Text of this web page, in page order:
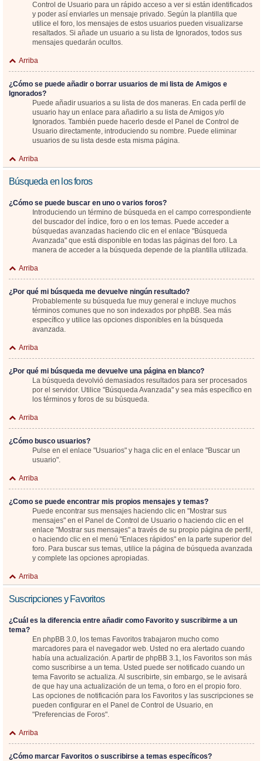
Control de Usuario para un rápido acceso a ver si están identificados
y poder así enviarles un mensaje privado. Según la plantilla que
utilice el foro, los mensajes de estos usuarios pueden visualizarse
resaltados. Si añade un usuario a su lista de Ignorados, todos sus
mensajes quedarán ocultos.
Arriba
¿Cómo se puede añadir o borrar usuarios de mi lista de Amigos e
Ignorados?
Puede añadir usuarios a su lista de dos maneras. En cada perfil de
usuario hay un enlace para añadirlo a su lista de Amigos y/o
Ignorados. También puede hacerlo desde el Panel de Control de
Usuario directamente, introduciendo su nombre. Puede eliminar
usuarios de su lista desde esta misma página.
Arriba
Búsqueda en los foros
¿Cómo se puede buscar en uno o varios foros?
Introduciendo un término de búsqueda en el campo correspondiente
del buscador del índice, foro o en los temas. Puede acceder a
búsquedas avanzadas haciendo clic en el enlace "Búsqueda
Avanzada" que está disponible en todas las páginas del foro. La
manera de acceder a la búsqueda depende de la plantilla utilizada.
Arriba
¿Por qué mi búsqueda me devuelve ningún resultado?
Probablemente su búsqueda fue muy general e incluye muchos
términos comunes que no son indexados por phpBB. Sea más
específico y utilice las opciones disponibles en la búsqueda
avanzada.
Arriba
¿Por qué mi búsqueda me devuelve una página en blanco?
La búsqueda devolvió demasiados resultados para ser procesados
por el servidor. Utilice "Búsqueda Avanzada" y sea más específico en
los términos y foros de su búsqueda.
Arriba
¿Cómo busco usuarios?
Pulse en el enlace "Usuarios" y haga clic en el enlace "Buscar un
usuario".
Arriba
¿Como se puede encontrar mis propios mensajes y temas?
Puede encontrar sus mensajes haciendo clic en "Mostrar sus
mensajes" en el Panel de Control de Usuario o haciendo clic en el
enlace "Mostrar sus mensajes" a través de su propio página de perfil,
o haciendo clic en el menú "Enlaces rápidos" en la parte superior del
foro. Para buscar sus temas, utilice la página de búsqueda avanzada
y complete las opciones apropiadas.
Arriba
Suscripciones y Favoritos
¿Cuál es la diferencia entre añadir como Favorito y suscribirme a un
tema?
En phpBB 3.0, los temas Favoritos trabajaron mucho como
marcadores para el navegador web. Usted no era alertado cuando
había una actualización. A partir de phpBB 3.1, los Favoritos son más
como suscribirse a un tema. Usted puede ser notificado cuando un
tema Favorito se actualiza. Al suscribirte, sin embargo, se le avisará
de que hay una actualización de un tema, o foro en el propio foro.
Las opciones de notificación para los Favoritos y las suscripciones se
pueden configurar en el Panel de Control de Usuario, en
"Preferencias de Foros".
Arriba
¿Cómo marcar Favoritos o suscribirse a temas específicos?